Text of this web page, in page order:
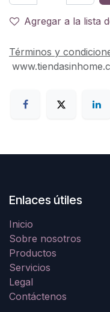
Agregar a la lista
Términos y
Enlaces útiles
Inicio
Sobre nosotros
Productos
Servicios
Legal
Contáctenos